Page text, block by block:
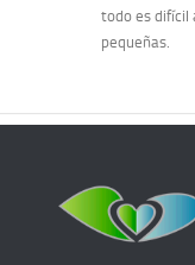
todo es difícil
pequeñas.